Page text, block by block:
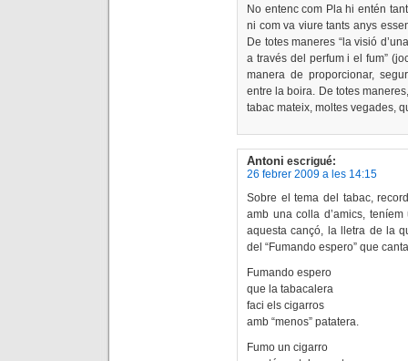
No entenc com Pla hi entén
ni com va viure tants anys
De totes maneres “la visió
a través del perfum i el fum”
manera de proporcionar,
entre la boira. De totes
tabac mateix, moltes vegades,
Antoni escrigué:
26 febrer 2009 a les 14:15
Sobre el tema del tabac,
amb una colla d’amics,
aquesta cançó, la lletra de la
del “Fumando espero” que
Fumando espero
que la tabacalera
faci els cigarros
amb “menos” patatera.
Fumo un cigarro